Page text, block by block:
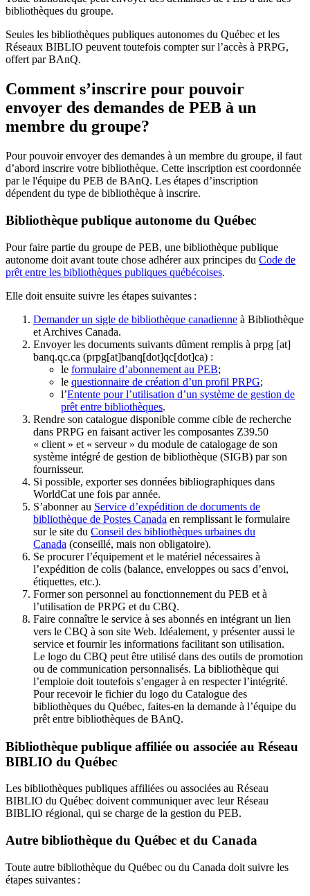
bibliothèques du groupe.
Seules les bibliothèques publiques autonomes du Québec et les
Réseaux BIBLIO peuvent toutefois compter sur l’accès à PRPG,
offert par BAnQ.
Comment s’inscrire pour pouvoir
envoyer des demandes de PEB à un
membre du groupe?
Pour pouvoir envoyer des demandes à un membre du groupe, il faut
d’abord inscrire votre bibliothèque. Cette inscription est coordonnée
par le l'équipe du PEB de BAnQ. Les étapes d’inscription
dépendent du type de bibliothèque à inscrire.
Bibliothèque publique autonome du Québec
Pour faire partie du groupe de PEB, une bibliothèque publique
autonome doit avant toute chose adhérer aux principes du Code de
prêt entre les bibliothèques publiques québécoises.
Elle doit ensuite suivre les étapes suivantes :
Demander un sigle de bibliothèque canadienne à Bibliothèque
et Archives Canada.
Envoyer les documents suivants dûment remplis à prpg [at]
banq.qc.ca (prpg[at]banq[dot]qc[dot]ca) :
le formulaire d’abonnement au PEB;
le questionnaire de création d’un profil PRPG;
l’Entente pour l’utilisation d’un système de gestion de
prêt entre bibliothèques.
Rendre son catalogue disponible comme cible de recherche
dans PRPG en faisant activer les composantes Z39.50
« client » et « serveur » du module de catalogage de son
système intégré de gestion de bibliothèque (SIGB) par son
fournisseur.
Si possible, exporter ses données bibliographiques dans
WorldCat une fois par année.
S’abonner au Service d’expédition de documents de
bibliothèque de Postes Canada en remplissant le formulaire
sur le site du Conseil des bibliothèques urbaines du
Canada (conseillé, mais non obligatoire).
Se procurer l’équipement et le matériel nécessaires à
l’expédition de colis (balance, enveloppes ou sacs d’envoi,
étiquettes, etc.).
Former son personnel au fonctionnement du PEB et à
l’utilisation de PRPG et du CBQ.
Faire connaître le service à ses abonnés en intégrant un lien
vers le CBQ à son site Web. Idéalement, y présenter aussi le
service et fournir les informations facilitant son utilisation.
Le logo du CBQ peut être utilisé dans des outils de promotion
ou de communication personnalisés. La bibliothèque qui
l’emploie doit toutefois s’engager à en respecter l’intégrité.
Pour recevoir le fichier du logo du Catalogue des
bibliothèques du Québec, faites-en la demande à l’équipe du
prêt entre bibliothèques de BAnQ.
Bibliothèque publique affiliée ou associée au Réseau
BIBLIO du Québec
Les bibliothèques publiques affiliées ou associées au Réseau
BIBLIO du Québec doivent communiquer avec leur Réseau
BIBLIO régional, qui se charge de la gestion du PEB.
Autre bibliothèque du Québec et du Canada
Toute autre bibliothèque du Québec ou du Canada doit suivre les
étapes suivantes :